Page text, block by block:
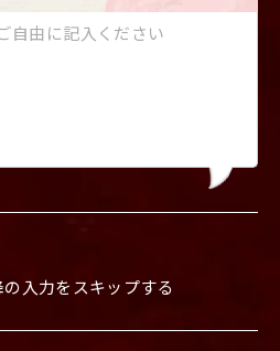
入力をスキップする